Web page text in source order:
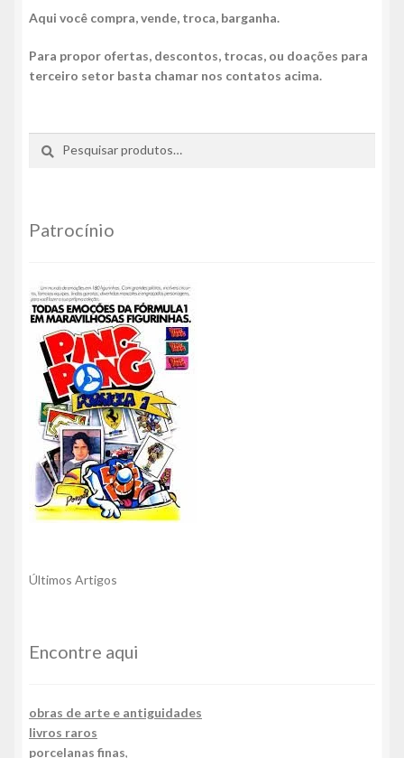
Aqui você compra, vende, troca, barganha.
Para propor ofertas, descontos, trocas, ou doações para
terceiro setor basta chamar nos contatos acima.
por:
Patrocínio
Últimos Artigos
Encontre aqui
obras de arte e antiguidades
livros raros
porcelanas finas,